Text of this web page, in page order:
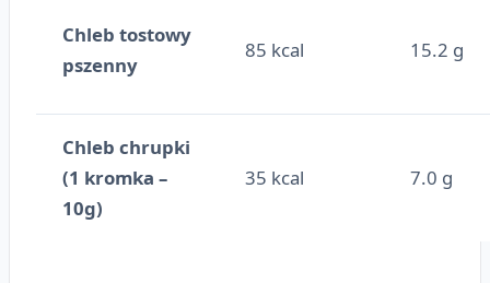
Chleb tostowy
pszenny
85 kcal 15.2 g
Chleb chrupki
(1 kromka –
10g)
35 kcal 7.0 g